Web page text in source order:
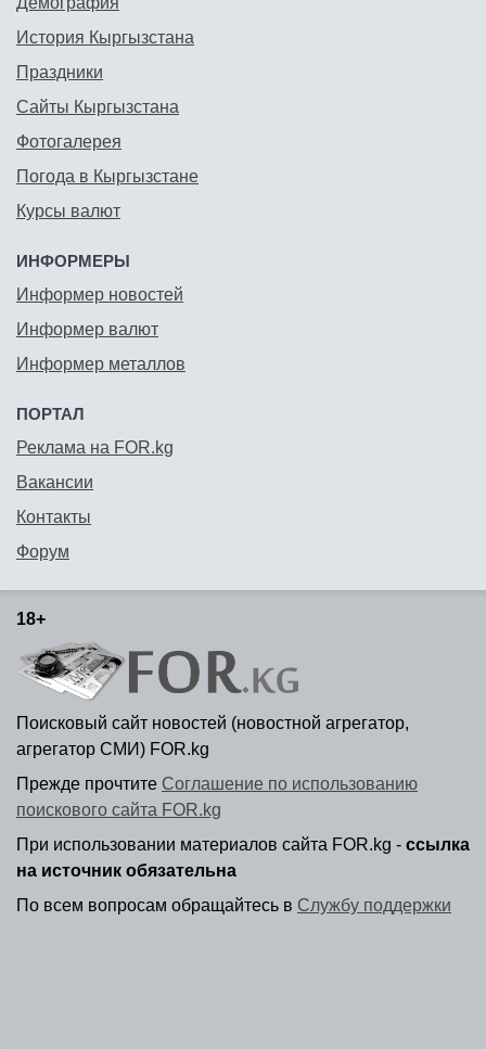
История Кыргызстана
Праздники
Сайты Кыргызстана
Фотогалерея
Погода в Кыргызстане
Курсы валют
ИНФОРМЕРЫ
Информер новостей
Информер валют
Информер металлов
ПОРТАЛ
Реклама на FOR.kg
Вакансии
Контакты
Форум
18+
Поисковый сайт новостей (новостной агрегатор,
агрегатор СМИ) FOR.kg
Прежде прочтите Соглашение по использованию
поискового сайта FOR.kg
При использовании материалов сайта FOR.kg - ссылка
на источник обязательна
По всем вопросам обращайтесь в Службу поддержки